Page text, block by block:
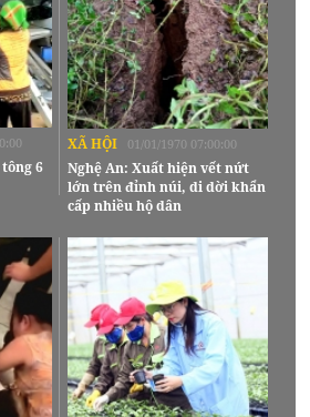
6
XÃ HỘI 01/01/1970 07:00:00
Nghệ An: Xuất hiện vết nứt
lớn trên đỉnh núi, di dời khẩn
cấp nhiều hộ dân